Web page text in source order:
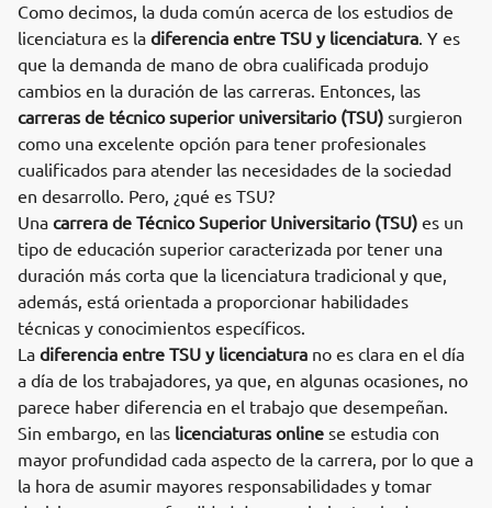
Como decimos, la duda común acerca de los estudios de
licenciatura es la diferencia entre TSU y licenciatura. Y es
que la demanda de mano de obra cualificada produjo
cambios en la duración de las carreras. Entonces, las
carreras de técnico superior universitario (TSU) surgieron
como una excelente opción para tener profesionales
cualificados para atender las necesidades de la sociedad
en desarrollo. Pero, ¿qué es TSU?
Una carrera de Técnico Superior Universitario (TSU) es un
tipo de educación superior caracterizada por tener una
duración más corta que la licenciatura tradicional y que,
además, está orientada a proporcionar habilidades
técnicas y conocimientos específicos.
La diferencia entre TSU y licenciatura no es clara en el día
a día de los trabajadores, ya que, en algunas ocasiones, no
parece haber diferencia en el trabajo que desempeñan.
Sin embargo, en las licenciaturas online se estudia con
mayor profundidad cada aspecto de la carrera, por lo que a
la hora de asumir mayores responsabilidades y tomar